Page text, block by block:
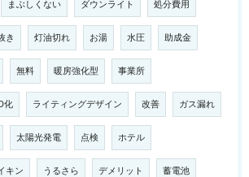
まぶしくない ダウンライト 処分費用
き 灯油切れ お湯 水圧 助成金
無料 暖房強化型 事業所
化 ライティングデザイン 改善 ガス漏れ
太陽光発電 点検 ホテル
キン うるさら デメリット 蓄電池